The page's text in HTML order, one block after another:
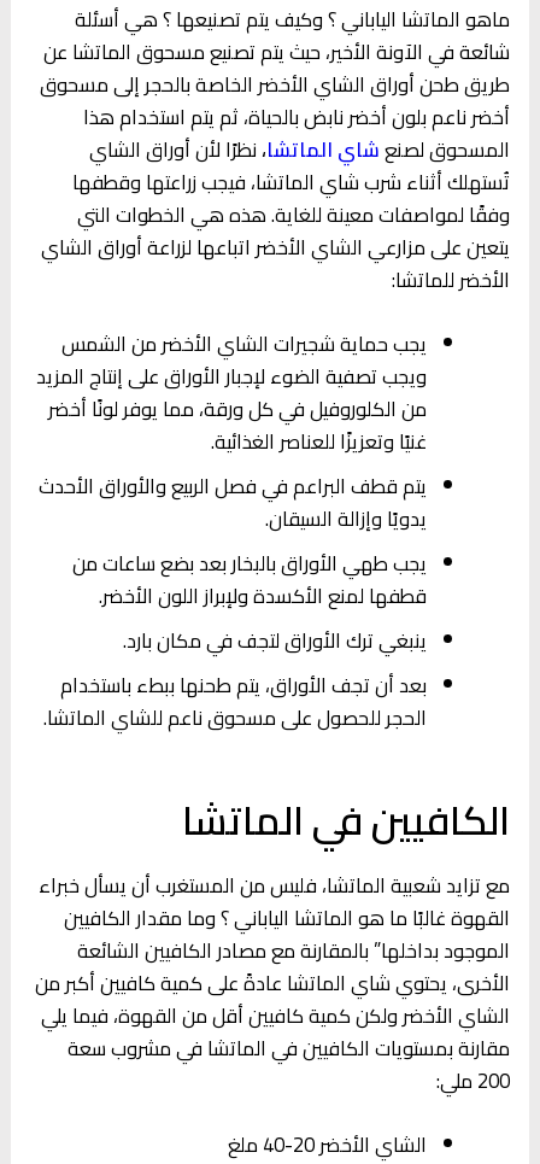
ماهو الماتشا الياباني ؟ وكيف يتم تصنيعها ؟ هي أسئلة
شائعة في الآونة الأخير، حيث يتم تصنيع مسحوق الماتشا عن
طريق طحن أوراق الشاي الأخضر الخاصة بالحجر إلى مسحوق
أخضر ناعم بلون أخضر نابض بالحياة، ثم يتم استخدام هذا
المسحوق لصنعشاي الماتشا،نظرًا لأن أوراق الشاي
تُستهلك أثناء شرب شاي الماتشا، فيجب زراعتها وقطفها
وفقًا لمواصفات معينة للغاية. هذه هي الخطوات التي
يتعين على مزارعي الشاي الأخضر اتباعها لزراعة أوراق الشاي
الأخضر للماتشا:
يجب حماية شجيرات الشاي الأخضر من الشمس
ويجب تصفية الضوء لإجبار الأوراق على إنتاج المزيد
من الكلوروفيل في كل ورقة، مما يوفر لونًا أخضر
غنيًا وتعزيزًا للعناصر الغذائية.
يتم قطف البراعم في فصل الربيع والأوراق الأحدث
يدويًا وإزالة السيقان.
يجب طهي الأوراق بالبخار بعد بضع ساعات من
قطفها لمنع الأكسدة ولإبراز اللون الأخضر.
ينبغي ترك الأوراق لتجف في مكان بارد.
بعد أن تجف الأوراق، يتم طحنها ببطء باستخدام
الحجر للحصول على مسحوق ناعم للشاي الماتشا.
الكافيين في الماتشا
مع تزايد شعبية الماتشا، فليس من المستغرب أن يسأل خبراء
القهوة غالبًا ما هو الماتشا الياباني ؟ وما مقدار الكافيين
الموجود بداخلها” بالمقارنة مع مصادر الكافيين الشائعة
الأخرى، يحتوي شاي الماتشا عادةً على كمية كافيين أكبر من
الشاي الأخضر ولكن كمية كافيين أقل من القهوة، فيما يلي
مقارنة بمستويات الكافيين في الماتشا في مشروب سعة
200 ملي:
الشاي الأخضر 20-40 ملغ